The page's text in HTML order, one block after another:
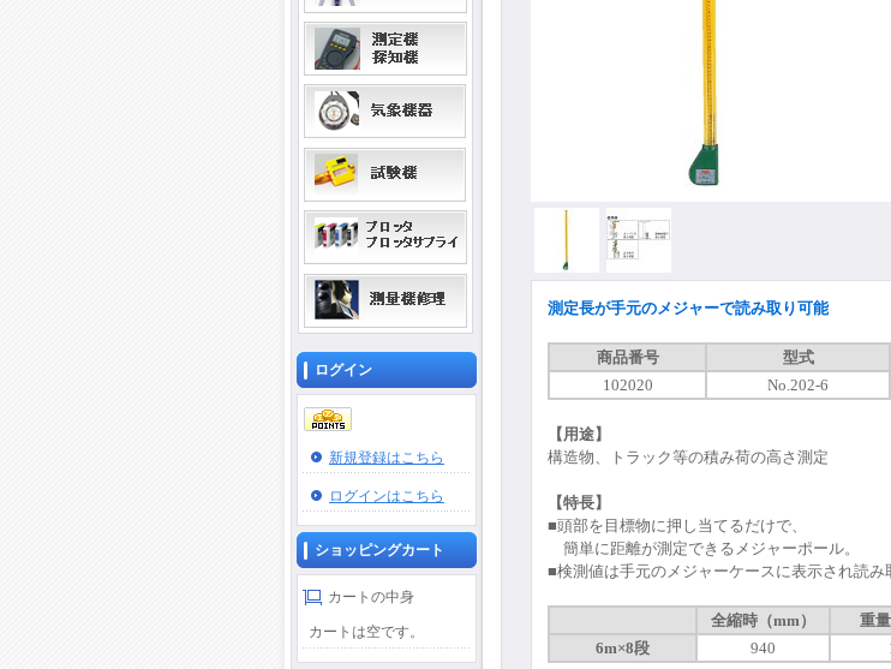
ログイン
新規登録はこちら
ログインはこちら
ショッピングカート
カートの中身
カートは空です。
測定長が手元のメジャーで読み取り可能
商品番号 型式
102020
No.202-6
【用途】
構造物、トラック等の積み荷の高さ測定
【特長】
■頭部を目標物に押し当てるだけで、
簡単に距離が測定できるメジャーポール。
■検測値は手元のメジャーケースに表示され読み
全縮時（mm）
重量
6m×8段
940